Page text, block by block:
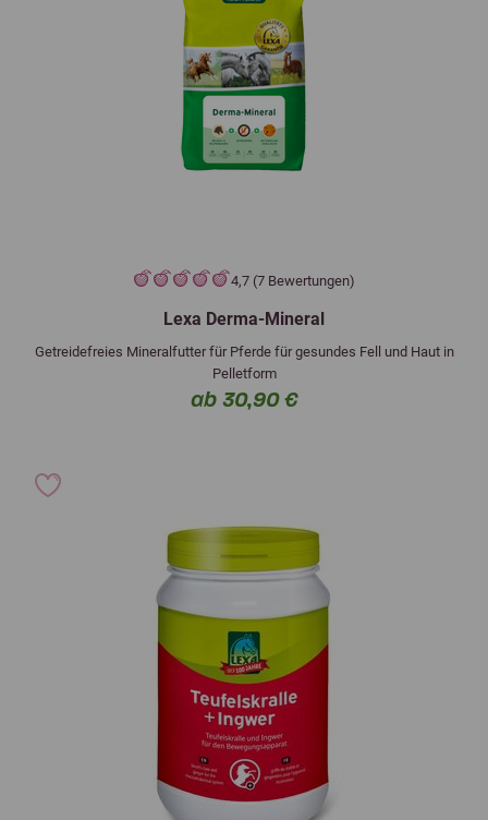
4,7 (7 Bewertungen)
Lexa Derma-Mineral
Getreidefreies Mineralfutter für Pferde für gesundes Fell und Haut in
Pelletform
ab 30,90 €